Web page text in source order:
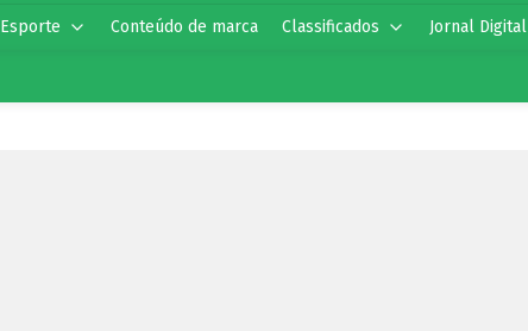
Esporte Conteúdo de marca Classificados Jornal Digital